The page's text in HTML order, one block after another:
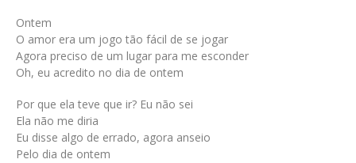
Ontem
O amor era um jogo tão fácil de se jogar
Agora preciso de um lugar para me esconder
Oh, eu acredito no dia de ontem
Por que ela teve que ir? Eu não sei
Ela não me diria
Eu disse algo de errado, agora anseio
Pelo dia de ontem